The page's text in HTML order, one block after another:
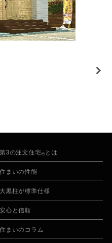
第3の注文住宅® とは
住まいの性能
大黒柱が標準仕様
安心と信頼
住まいのコラム